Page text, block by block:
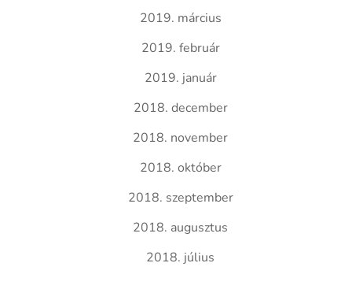
2019. március
2019. február
2019. január
2018. december
2018. november
2018. október
2018. szeptember
2018. augusztus
2018. július